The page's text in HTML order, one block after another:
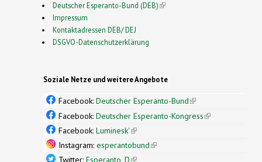
Deutscher Esperanto-Bund (DEB)(link is external)
Impressum
Kontaktadressen DEB/ DEJ
DSGVO-Datenschutzerklärung
Soziale Netze und weitere Angebote
Facebook: Deutscher Esperanto-Bund(link is
external)
Facebook: Deutscher Esperanto-Kongress(link is
Facebook: Luminesk'(link is external)
Instagram: esperantobund(link is external)
Twitter: Esperanto_D(link is external)